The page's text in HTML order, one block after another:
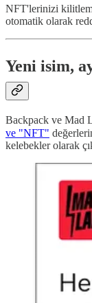
NFT'lerinizi
otomatik olarak
Yeni isim,
Backpack ve Mad
ve "NFT"
kelebekler olarak